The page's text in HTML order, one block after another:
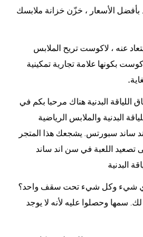
الأسعار ، خزّن خزانة ملابسك
عنه ، لاكوست تريح الملابس
بكونها علامة تجارية تمكينية
.
اللياقة البدنية هناك مرحبا بكم في
البدنية والملابس الرياضية
ساند سبورتس. يشجعك هذا المتجر
تصعيد اللعبة في سن اند ساند
البدنية
شيء وكل شيء تحت سقف واحد؟
سمها وحصلوا عليه لأنه لا يوجد